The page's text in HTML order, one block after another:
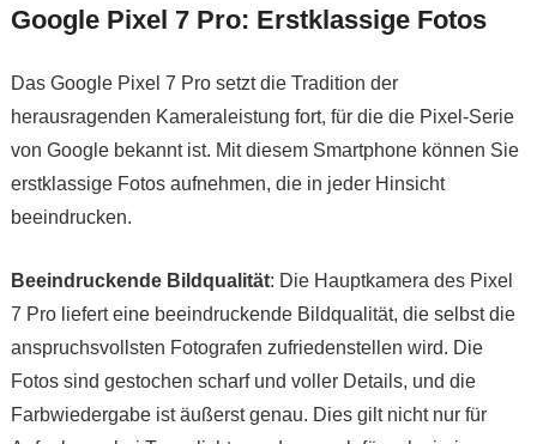
Google Pixel 7 Pro: Erstklassige Fotos
Das Google Pixel 7 Pro setzt die Tradition der
herausragenden Kameraleistung fort, für die die Pixel-Serie
von Google bekannt ist. Mit diesem Smartphone können Sie
erstklassige Fotos aufnehmen, die in jeder Hinsicht
beeindrucken.
Beeindruckende Bildqualität: Die Hauptkamera des Pixel
7 Pro liefert eine beeindruckende Bildqualität, die selbst die
anspruchsvollsten Fotografen zufriedenstellen wird. Die
Fotos sind gestochen scharf und voller Details, und die
Farbwiedergabe ist äußerst genau. Dies gilt nicht nur für